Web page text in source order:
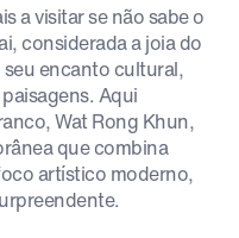
a visitar se não sabe o
considerada a joia do
encanto cultural,
Aqui
Wat Rong Khun,
que combina
artístico moderno,